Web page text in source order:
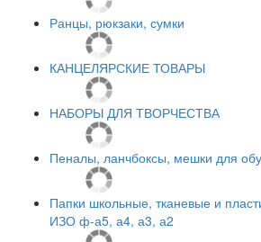
Ранцы, рюкзаки, сумки
КАНЦЕЛЯРСКИЕ ТОВАРЫ
НАБОРЫ ДЛЯ ТВОРЧЕСТВА
Пеналы, ланчбоксы, мешки для
Папки школьные, тканевые и
ИЗО ф-а5, а4, а3, а2